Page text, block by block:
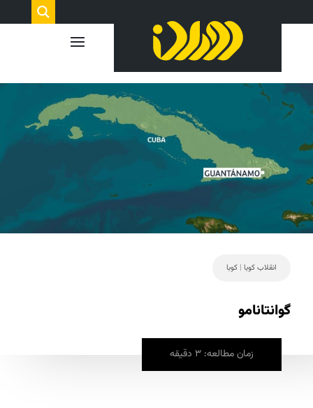
انقلاب کوبا | کوبا
گوانتانامو
زمان مطالعه: 3 دقیقه